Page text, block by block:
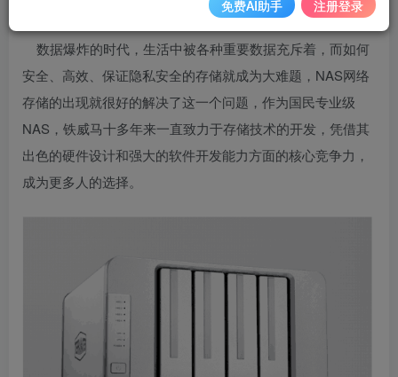
数据爆炸的时代，生活中被各种重要数据充斥着，而如何
安全、高效、保证隐私安全的存储就成为大难题，NAS网络
存储的出现就很好的解决了这一个问题，作为国民专业级
NAS，铁威马十多年来一直致力于存储技术的开发，凭借其
出色的硬件设计和强大的软件开发能力方面的核心竞争力，
成为更多人的选择。
免费AI助手 注册登录